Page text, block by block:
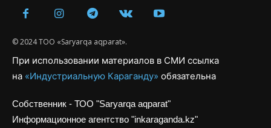
© 2024 ТОО «Saryarqa aqparat».
При использовании материалов в СМИ ссылка
на «Индустриальную Караганду» обязательна
Собственник - ТОО "Saryarqa aqparat"
Информационное агентство "inkaraganda.kz"